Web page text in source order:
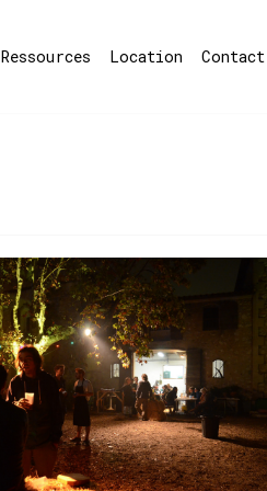
Ressources Location Contact